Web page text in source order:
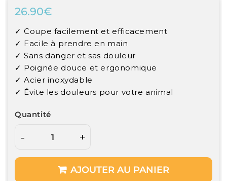
26.90€
price
✓ Coupe facilement et efficacement
✓ Facile à prendre en main
✓ Sans danger et sas douleur
✓ Poignée douce et ergonomique
✓ Acier inoxydable
✓ Évite les douleurs pour votre animal
Quantité
- +
AJOUTER AU PANIER